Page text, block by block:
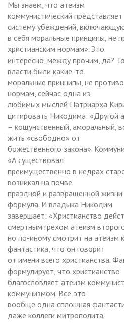
Мы знаем, что атеизм
коммунистический
систему убеждений,
в себя моральные принципы, не
христианским нормам». Это
интересно, между прочим, да?
власти были какие-то
моральные принципы, не
нормам, сейчас одна из
любимых мыслей Патриарха
цитировать Никодима: «Другой
– кощунственный, аморальный,
жить «свободно» от
божественного закона».
«А существовал
преимущественно в недрах
возникал на почве
праздной и развращенной
формула. И владыка Никодим
завершает: «Христианство
смертным грехом атеизм
но по-иному смотрит на атеизм
фантастика, что он говорит
от имени всего христианства.
формулирует, что христианство
благословляет атеизм
коммунизмом. Всё это
вообще одна сплошная
даже коллеги митрополита